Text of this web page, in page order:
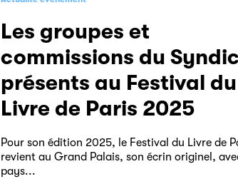
Les groupes et
commissions du
présents au Festival du
Livre de Paris 2025
Pour son édition 2025, le Festival du Livre de
revient au Grand Palais, son écrin originel,
pays...